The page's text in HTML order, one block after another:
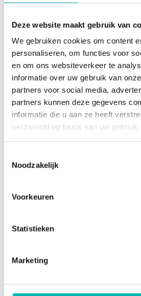
Deze website maakt gebruik van
We gebruiken cookies om content
personaliseren, om functies voor
en om ons websiteverkeer te
informatie over uw gebruik van
partners voor social media,
partners kunnen deze gegevens
informatie die u aan ze heeft
verzameld op basis van uw gebruik
Noodzakelijk
Voorkeuren
Statistieken
Marketing
Update
13 JULI 2026
Pagina delen